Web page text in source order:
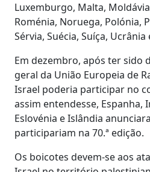
Luxemburgo, Malta,
Roménia, Noruega, Polónia,
Sérvia, Suécia, Suíça,
Em dezembro, após ter sido
geral da União Europeia de
Israel poderia participar no
assim entendesse, Espanha,
Eslovénia e Islândia
participariam na 70.ª edição.
Os boicotes devem-se aos